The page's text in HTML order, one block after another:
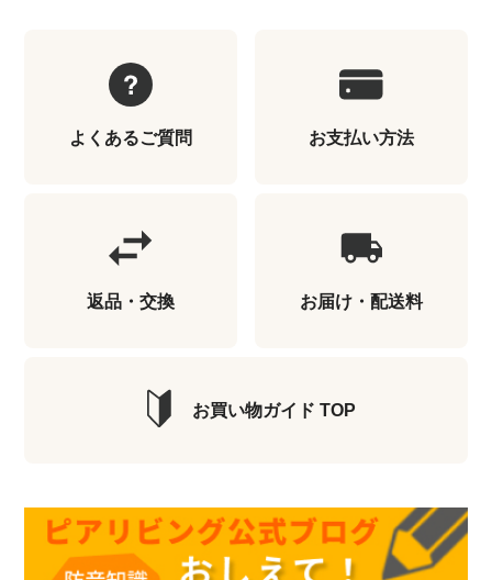
よくあるご質問 お支払い方法
返品・交換 お届け・配送料
お買い物ガイド TOP